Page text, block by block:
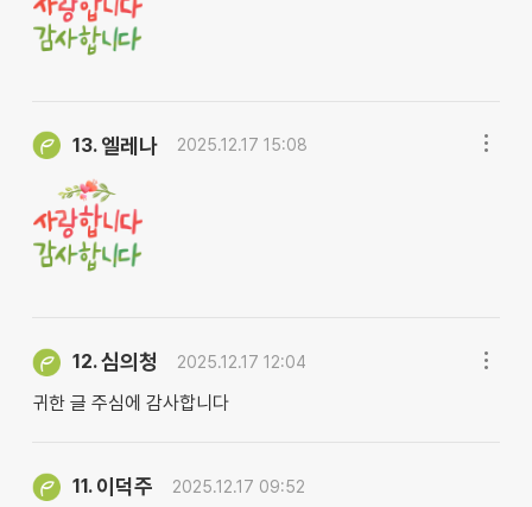
13. 엘레나 2025.12.17 15:08
12.심의청 2025.12.17 12:04
귀한 글 주심에 감사합니다
11. 이덕주 2025.12.17 09:52